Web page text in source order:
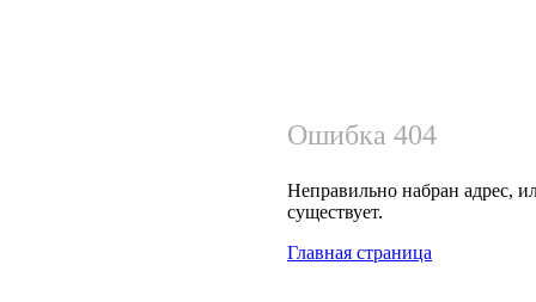
Ошибка 404
Неправильно набран адрес,
существует.
Главная страница